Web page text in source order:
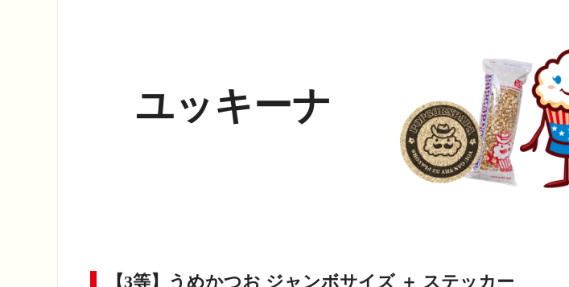
ユッキーナ
【3等】うめかつお ジャンボサイズ ＋ ステッカー